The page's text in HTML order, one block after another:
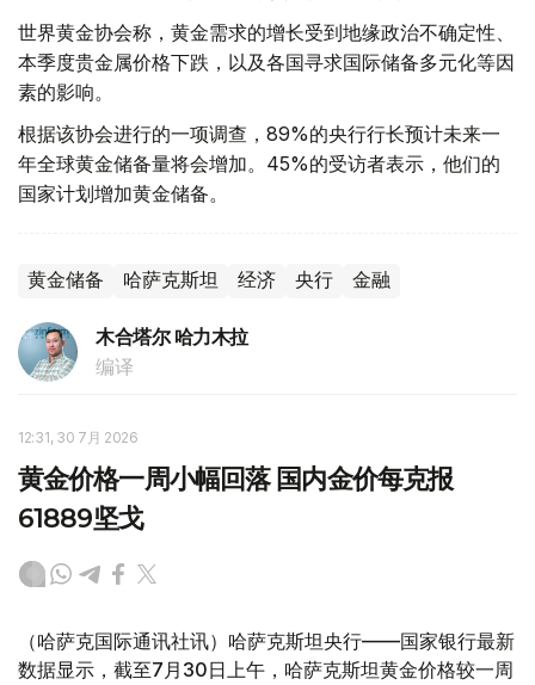
世界黄金协会称，黄金需求的增长受到地缘政治不确定性、
本季度贵金属价格下跌，以及各国寻求国际储备多元化等因
素的影响。
根据该协会进行的一项调查，89%的央行行长预计未来一
年全球黄金储备量将会增加。45%的受访者表示，他们的
国家计划增加黄金储备。
黄金储备 哈萨克斯坦 经济 央行 金融
木合塔尔 哈力木拉
编译
12:31, 30 7月 2026
黄金价格一周小幅回落 国内金价每克报
61889坚戈
（哈萨克国际通讯社讯）哈萨克斯坦央行——国家银行最新
数据显示，截至7月30日上午，哈萨克斯坦黄金价格较一周